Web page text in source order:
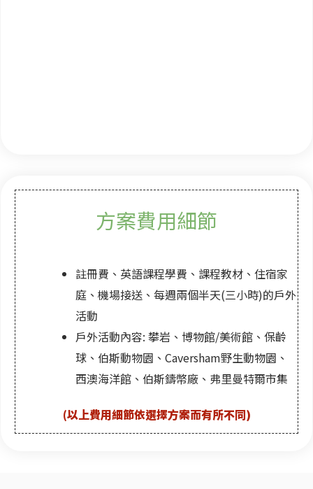
方案費用細節
註冊費、英語課程學費、課程教材、住宿家
庭、機場接送、每週兩個半天(三小時)的戶外
活動
戶外活動內容: 攀岩、博物館/美術館、保齡
球、伯斯動物園、Caversham野生動物園、
西澳海洋館、伯斯鑄幣廠、弗里曼特爾市集
(以上費用細節依選擇方案而有所不同)